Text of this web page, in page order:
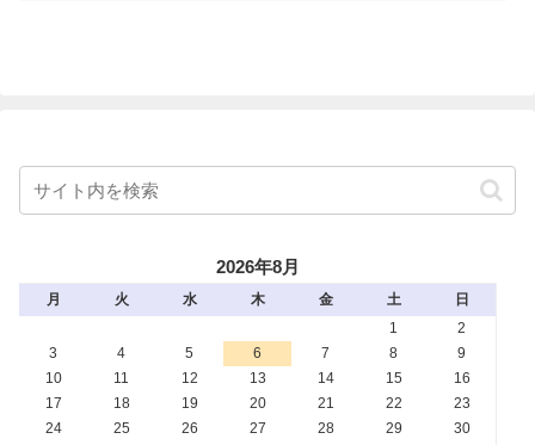
2026年8月
月 火 水 木 金 土
日
1
2
3
4 5 6 7 8
9
10
11 12 13 14 15
16
17
18 19 20 21 22
23
24
25 26 27 28 29 30